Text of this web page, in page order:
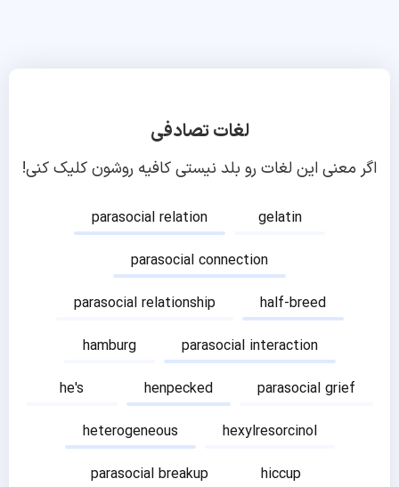
لغات تصادفی
اگر معنی این لغات رو بلد نیستی کافیه روشون کلیک کنی!
parasocial relation
gelatin
parasocial connection
parasocial relationship
half-breed
hamburg
parasocial interaction
he's
henpecked
parasocial grief
heterogeneous
hexylresorcinol
parasocial breakup
hiccup